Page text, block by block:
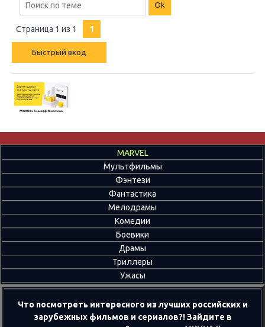
Страница 1 из 1 1
MARVEL
Мультфильмы
Фэнтези
Фантастика
Мелодрамы
Комедии
Боевики
Драмы
Триллеры
Ужасы
Что посмотреть интересного из лучших российских и
зарубежных фильмов и сериалов?! Зайдите в